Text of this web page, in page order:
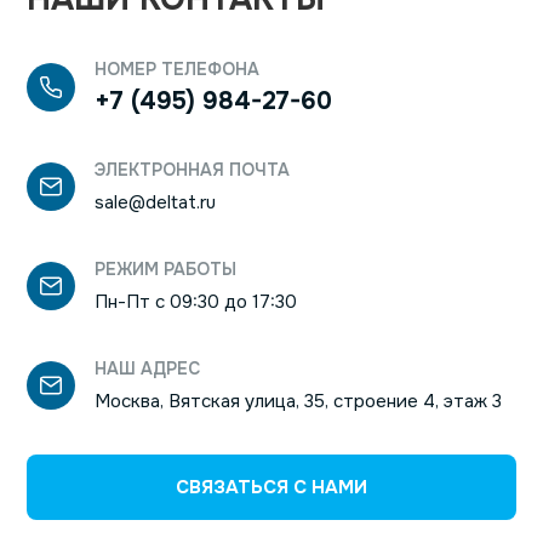
Краткое описание возможностей сервиса:
Начать мероприятие можно одним кликом. Нажмите
на кнопку «Начать сейчас» в стартовом окне и
выберите из списка адресатов тех, кого вы хотите
НОМЕР ТЕЛЕФОНА
+7 (495) 984-27-60
ЭЛЕКТРОННАЯ ПОЧТА
sale@deltat.ru
РЕЖИМ РАБОТЫ
Пн-Пт с 09:30 до 17:30
НАШ АДРЕС
Москва, Вятская улица, 35, строение 4, этаж 3
СВЯЗАТЬСЯ С НАМИ